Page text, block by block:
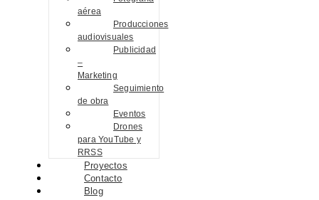
aérea
Producciones
audiovisuales
Publicidad
–
Marketing
Seguimiento
de obra
Eventos
Drones
para YouTube y
RRSS
Proyectos
Contacto
Blog